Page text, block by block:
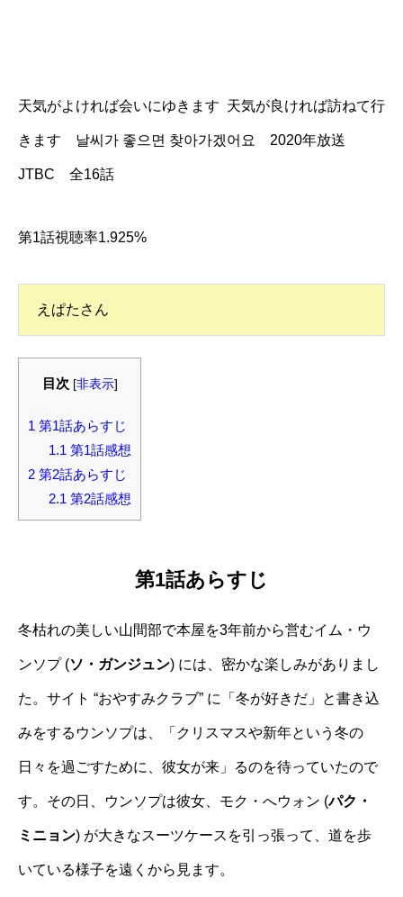
天気がよければ会いにゆきます 天気が良ければ訪ねて行
きます 날씨가 좋으면 찾아가겠어요 2020年放送
JTBC 全16話
第1話視聴率1.925%
えぱたさん
目次 [非表示]
1 第1話あらすじ
1.1 第1話感想
2 第2話あらすじ
2.1 第2話感想
第1話あらすじ
冬枯れの美しい山間部で本屋を3年前から営むイム・ウ
ンソプ (ソ・ガンジュン) には、密かな楽しみがありまし
た。サイト “おやすみクラブ” に「冬が好きだ」と書き込
みをするウンソプは、「クリスマスや新年という冬の
日々を過ごすために、彼女が来」るのを待っていたので
す。その日、ウンソプは彼女、モク・へウォン (パク・
ミニョン) が大きなスーツケースを引っ張って、道を歩
いている様子を遠くから見ます。